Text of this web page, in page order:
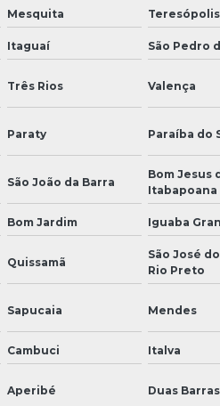
Mesquita Teresópolis
Itaguaí São Pedro
Três Rios Valença
Paraty Paraíba do
São João da Barra
Bom Jesus
Itabapoana
Bom Jardim Iguaba
Quissamã
São José
Rio Preto
Sapucaia Mendes
Cambuci Italva
Aperibé Duas Barras